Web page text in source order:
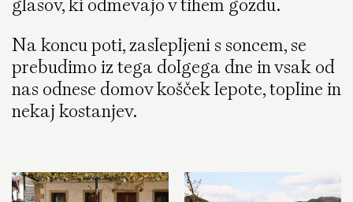
glasov, ki odmevajo v tihem gozdu.
Na koncu poti, zaslepljeni s soncem, se
prebudimo iz tega dolgega dne in vsak od
nas odnese domov košček lepote, topline in
nekaj kostanjev.